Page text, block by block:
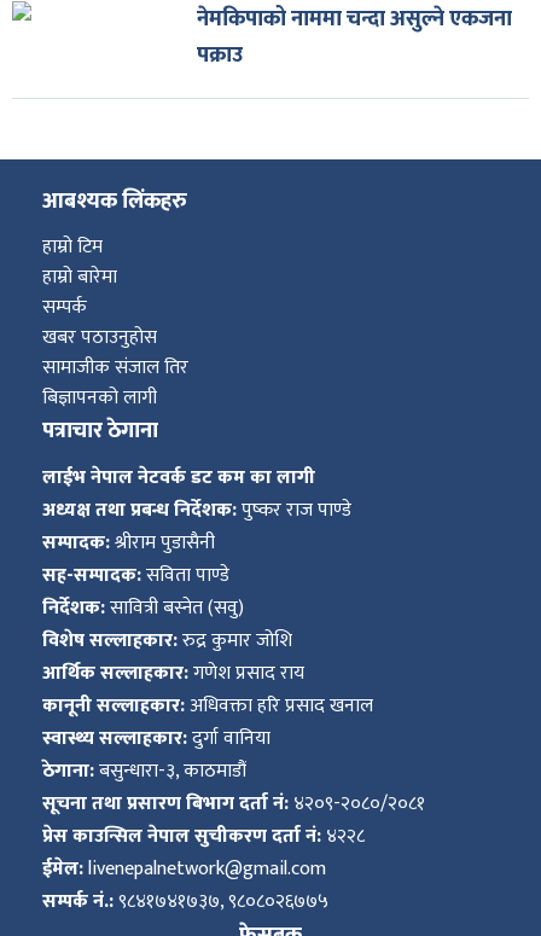
नेमकिपाको नाममा चन्दा असुल्ने एकजना
पक्राउ
आबश्यक लिंकहरु
हाम्रो टिम
हाम्रो बारेमा
सम्पर्क
खबर पठाउनुहोस
सामाजीक संजाल तिर
बिज्ञापनको लागी
पत्राचार ठेगाना
लाईभ नेपाल नेटवर्क डट कम का लागी
अध्यक्ष तथा प्रबन्ध निर्देशक:पुष्कर राज पाण्डे
सम्पादक:श्रीराम पुडासैनी
सह-सम्पादक:सविता पाण्डे
निर्देशक:सावित्री बस्नेत (सवु)
विशेष सल्लाहकार:रुद्र कुमार जोशि
आर्थिक सल्लाहकार:गणेश प्रसाद राय
कानूनी सल्लाहकार:अधिवक्ता हरि प्रसाद खनाल
स्वास्थ्य सल्लाहकार:दुर्गा वानिया
ठेगाना:बसुन्धारा-३, काठमाडौं
सूचना तथा प्रसारण बिभाग दर्ता नं:४२०९-२०८०/२०८१
प्रेस काउन्सिल नेपाल सुचीकरण दर्ता नं:४२२८
ईमेल:livenepalnetwork@gmail.com
सम्पर्क नं.:९८४१७४१७३७, ९८०८०२६७७५